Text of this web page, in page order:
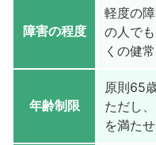
障害の程度
軽度の
の人で
くの健
年齢制限
原則65
ただし
を満た